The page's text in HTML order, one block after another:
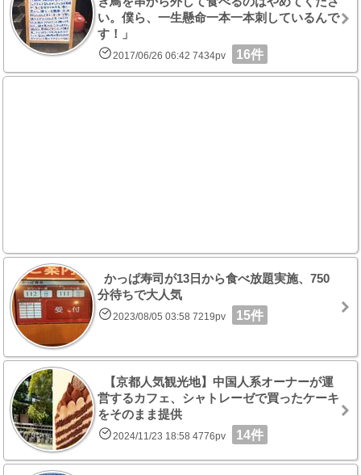
い。僕ら、一生懸命一本一本刺しているんで
す！」
2017/06/26 06:42 7434pv 16件
かっぱ寿司が13日から食べ放題実施、750
分待ちで大人気
2023/08/05 03:58 7219pv 15件
【京都人気観光地】中国人系オーナーが運
営するカフェ、シャトレーゼで買ったケーキ
をそのまま提供
2024/11/23 18:58 4776pv 14件